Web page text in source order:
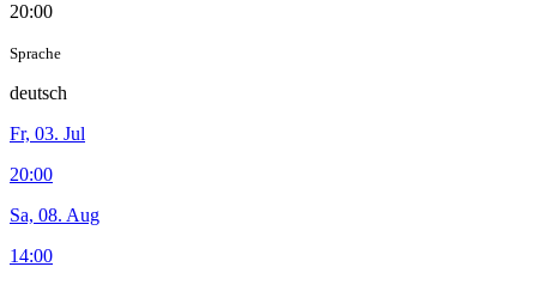
20:00
Sprache
deutsch
Fr, 03. Jul
20:00
Sa, 08. Aug
14:00